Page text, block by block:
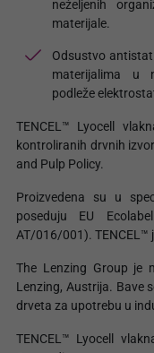
neželjenih
materijale.
Odsustvo
materijalima u
podleže
TENCEL™ Lyocell
kontroliranih drvnih
and Pulp Policy.
Proizvedena su u
poseduju EU
AT/016/001). TENCEL™
The Lenzing Group je
Lenzing, Austrija. Bave
drveta za upotrebu u
TENCEL™ Lyocell